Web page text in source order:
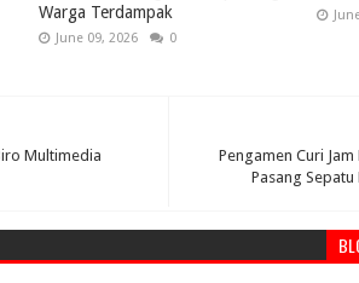
Warga Terdampak
June 09, 2026 0
Pengamen Curi
Pasang
Multimedia